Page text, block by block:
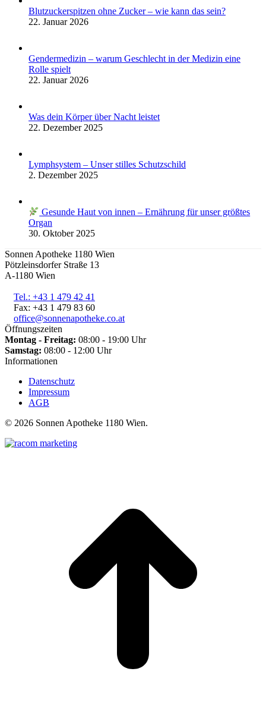
Blutzuckerspitzen ohne Zucker – wie kann das sein?
22. Januar 2026
Gendermedizin – warum Geschlecht in der Medizin eine
Rolle spielt
22. Januar 2026
Was dein Körper über Nacht leistet
22. Dezember 2025
Lymphsystem – Unser stilles Schutzschild
2. Dezember 2025
Gesunde Haut von innen – Ernährung für unser größtes
Organ
30. Oktober 2025
Sonnen Apotheke 1180 Wien
Pötzleinsdorfer Straße 13
A-1180 Wien
Tel.: +43 1 479 42 41
Fax: +43 1 479 83 60
office@sonnenapotheke.co.at
Öffnungszeiten
Montag - Freitag: 08:00 - 19:00 Uhr
Samstag: 08:00 - 12:00 Uhr
Informationen
Datenschutz
Impressum
AGB
© 2026 Sonnen Apotheke 1180 Wien.